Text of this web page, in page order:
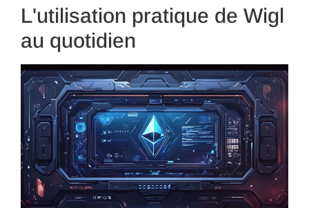
L'utilisation pratique de Wigl
au quotidien